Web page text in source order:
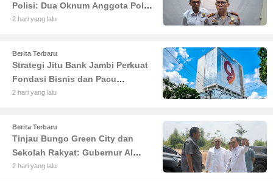
Polisi: Dua Oknum Anggota Polda
Jambi Diciduk Propam
2 hari yang lalu
Berita Terbaru
Strategi Jitu Bank Jambi Perkuat
Fondasi Bisnis dan Pacu
Pertumbuhan Ekonomi Jambi
2 hari yang lalu
Berita Terbaru
Tinjau Bungo Green City dan
Sekolah Rakyat: Gubernur Al
Haris Tekankan Sinergi
2 hari yang lalu